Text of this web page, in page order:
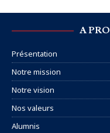
A
Présentation
Notre mission
Notre vision
Nos valeurs
Alumnis